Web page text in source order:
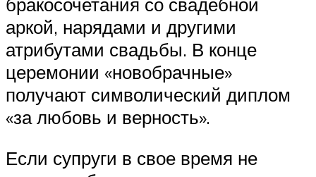
аркой, нарядами и другими
атрибутами свадьбы. В конце
церемонии «новобрачные»
получают символический диплом
«за любовь и верность».
Если супруги в свое время не